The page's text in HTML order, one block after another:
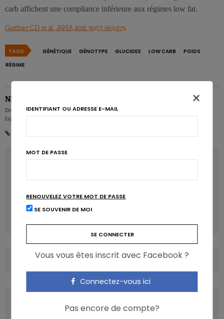
carb affichent une compliance inférieure aux régimes low fat.
Gardner C.D. et al., JAMA, 2018: 319(7): 669-679.
TAGS GÉNÉTIQUE GÉNOTYPE GLUCIDES LOW CARB
POIDS
RÉGIME
Nicolas Guggenbühl
Diététicien nutritionniste - Rédacteur en chef - Partner & Senior Nutrition
Expert - Karott'
ARTICLE PRÉCÉDENT
intestinale?
ARTICLE SUIVANT
COMMENTS (0)
×
IDENTIFIANT OU ADRESSE E-MAIL
MOT DE PASSE
RENOUVELEZ VOTRE MOT DE PASSE
SE SOUVENIR DE MOI
Vous vous êtes inscrit avec Facebook ?
Connectez-vous ici
Pas encore de compte?